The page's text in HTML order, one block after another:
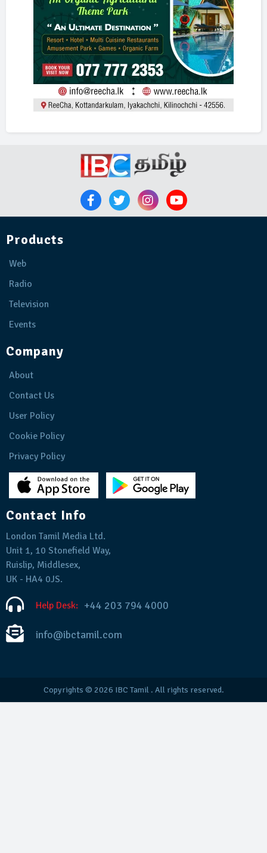
Products
Web
Radio
Television
Events
Company
About
Contact Us
User Policy
Cookie Policy
Privacy Policy
Contact Info
London Tamil Media Ltd.
Unit 1, 10 Stonefield Way,
Ruislip, Middlesex,
UK - HA4 0JS.
Help Desk: +44 203 794 4000
info@ibctamil.com
Copyrights © 2026 IBC Tamil. All rights reserved.